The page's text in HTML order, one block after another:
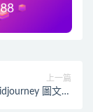
上一篇
圖文應